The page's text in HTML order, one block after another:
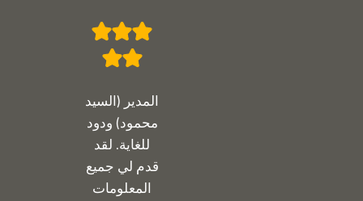
المدير (السيد
محمود) ودود
للغاية. لقد
قدم لي جميع
المعلومات